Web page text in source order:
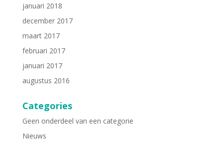
januari 2018
december 2017
maart 2017
februari 2017
januari 2017
augustus 2016
Categories
Geen onderdeel van een categorie
Nieuws